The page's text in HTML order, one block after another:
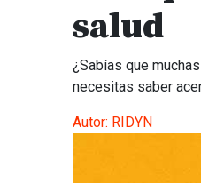
salud
¿Sabías que
necesitas saber
Autor: RIDYN